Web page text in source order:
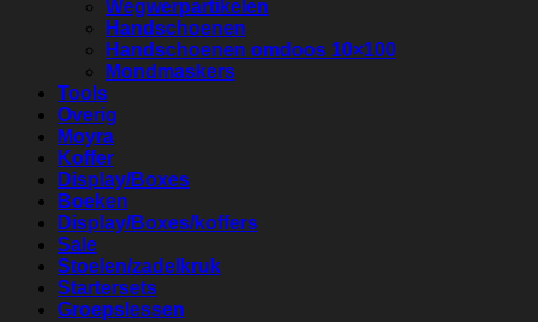
Wegwerpartikelen
Handschoenen
Handschoenen omdoos 10×100
Mondmaskers
Tools
Overig
Moyra
Koffer
Display/Boxes
Boeken
Display/Boxes/koffers
Sale
Stoelen/zadelkruk
Startersets
Groepslessen